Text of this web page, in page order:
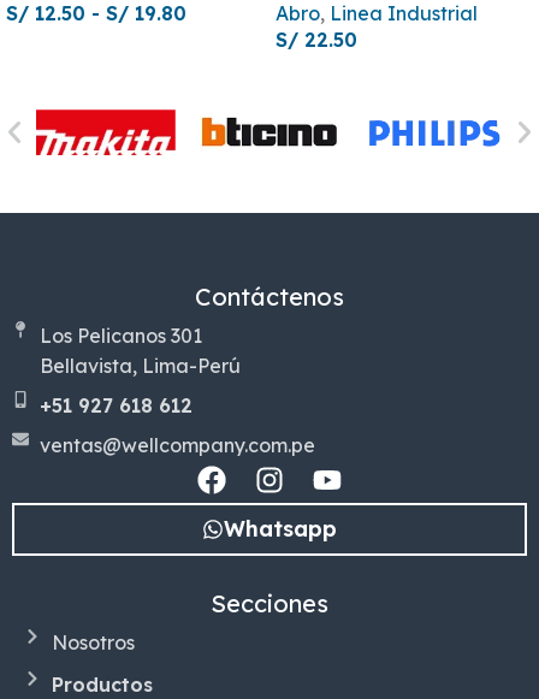
S/ 12.50 - S/ 19.80 Abro, Linea Industrial
S/ 22.50
Contáctenos
Los Pelicanos 301
Bellavista, Lima-Perú
+51 927 618 612
ventas@wellcompany.com.pe
Whatsapp
Secciones
Nosotros
Productos